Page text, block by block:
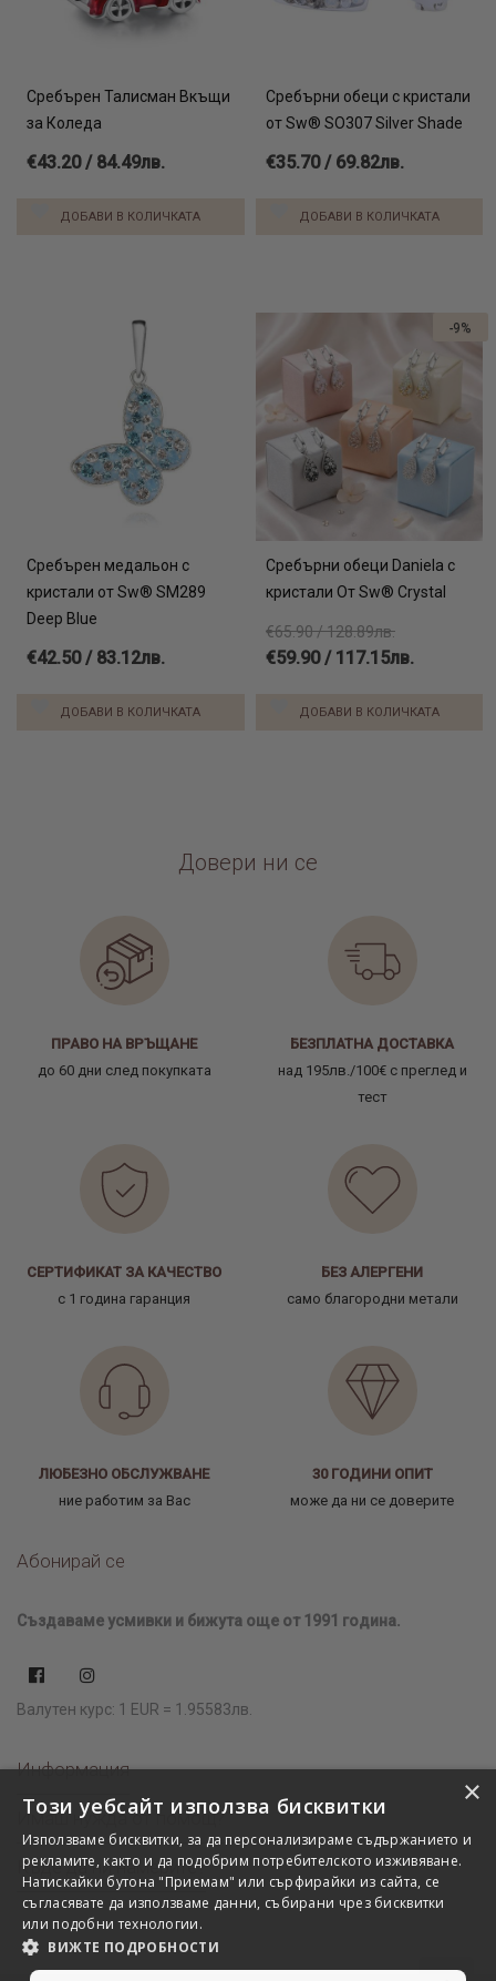
Сребърен Талисман Вкъщи
за Коледа
€43.20 / 84.49лв.
ДОБАВИ В КОЛИЧКАТА
Сребърни обеци с кристали
от Sw® SO307 Silver Shade
€35.70 / 69.82лв.
ДОБАВИ В КОЛИЧКАТА
Сребърен медальон с
кристали от Sw® SM289
Deep Blue
€42.50 / 83.12лв.
ДОБАВИ В КОЛИЧКАТА
Сребърни обеци Daniela с
кристали От Sw® Crystal
€65.90 / 128.89лв.
€59.90 / 117.15лв.
ДОБАВИ В КОЛИЧКАТА
-9%
Довери ни се
ПРАВО НА ВРЪЩАНЕ
до 60 дни след покупката
БЕЗПЛАТНА ДОСТАВКА
над 195лв./100€ с преглед и
тест
СЕРТИФИКАТ ЗА КАЧЕСТВО
с 1 година гаранция
БЕЗ АЛЕРГЕНИ
само благородни метали
ЛЮБЕЗНО ОБСЛУЖВАНЕ
ние работим за Вас
30 ГОДИНИ ОПИТ
може да ни се доверите
Абонирай се
Създаваме усмивки и бижута още от 1991 година.
Валутен курс: 1 EUR = 1.95583лв.
Информация
Имаш нужда от помощ?
Къде да ни намерите?
×
Този уебсайт използва бисквитки
Използваме бисквитки, за да персонализираме съдържанието и
рекламите, както и да подобрим потребителското изживяване.
Натискайки бутона "Приемам" или сърфирайки из сайта, се
съгласявате да използваме данни, събирани чрез бисквитки
или подобни технологии.
ВИЖТЕ ПОДРОБНОСТИ